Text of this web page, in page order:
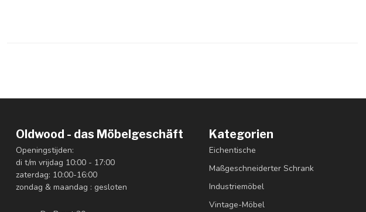
Oldwood - das Möbelgeschäft
Openingstijden:
di t/m vrijdag 10:00 - 17:00
zaterdag: 10:00-16:00
zondag & maandag : gesloten
Kategorien
Eichentische
Maßgeschneiderter Schrank
Industriemöbel
Vintage-Möbel